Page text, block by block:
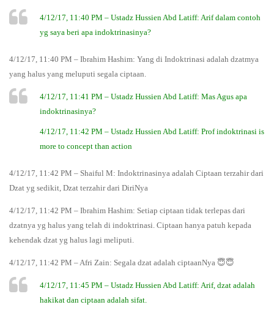
4/12/17, 11:40 PM – Ustadz Hussien Abd Latiff: Arif dalam contoh
yg saya beri apa indoktrinasinya?
4/12/17, 11:40 PM – Ibrahim Hashim: Yang di Indoktrinasi adalah dzatmya
yang halus yang meluputi segala ciptaan.
4/12/17, 11:41 PM – Ustadz Hussien Abd Latiff: Mas Agus apa
indoktrinasinya?
4/12/17, 11:42 PM – Ustadz Hussien Abd Latiff: Prof indoktrinasi is
more to concept than action
4/12/17, 11:42 PM – Shaiful M: Indoktrinasinya adalah Ciptaan terzahir dari
Dzat yg sedikit, Dzat terzahir dari DiriNya
4/12/17, 11:42 PM – Ibrahim Hashim: Setiap ciptaan tidak terlepas dari
dzatnya yg halus yang telah di indoktrinasi. Ciptaan hanya patuh kepada
kehendak dzat yg halus lagi meliputi.
4/12/17, 11:42 PM – Afri Zain: Segala dzat adalah ciptaanNya 😇😇
4/12/17, 11:45 PM – Ustadz Hussien Abd Latiff: Arif, dzat adalah
hakikat dan ciptaan adalah sifat.